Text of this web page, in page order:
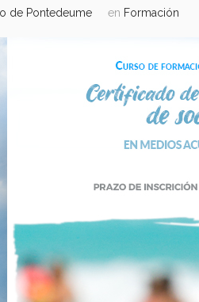
de Pontedeume en Formación